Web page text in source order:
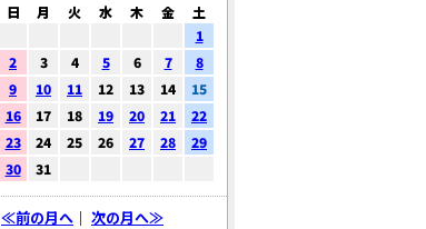
日 月 火 水 木 金
土
1
2
3 4 5 6 7
8
9
10 11 12 13 14
15
16
17 18 19 20 21
22
23
24 25 26 27 28
29
30
31
≪前の月へ ｜ 次の月へ≫